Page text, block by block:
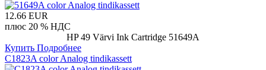
12.66 EUR
плюс 20 % НДС
HP 49 Värvi Ink Cartridge 51649A
Купить Подробнее
C1823A color Analog tindikassett